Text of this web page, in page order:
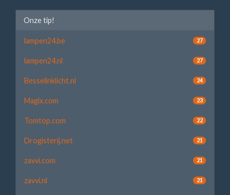
Onze tip!
lampen24.be 27
lampen24.nl 27
Besselinklicht.nl 24
Magix.com 23
Tomtop.com 22
Drogisterij.net 21
zavvi.com 21
zavvi.nl 21